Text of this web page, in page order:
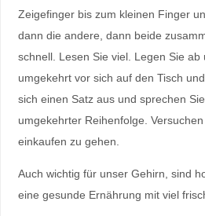
Zeigefinger bis zum kleinen Finger
dann die andere, dann beide
schnell. Lesen Sie viel. Legen Sie ab
umgekehrt vor sich auf den Tisch
sich einen Satz aus und sprechen
umgekehrter Reihenfolge.
einkaufen zu gehen.
Auch wichtig für unser Gehirn, sind
eine gesunde Ernährung mit viel